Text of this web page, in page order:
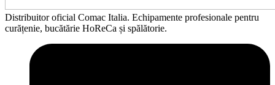
Distribuitor oficial Comac Italia. Echipamente profesionale pentru
curățenie, bucătărie HoReCa și spălătorie.